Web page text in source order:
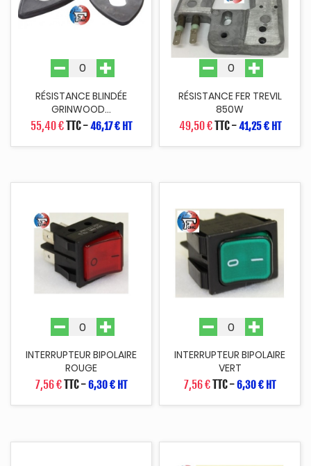
RÉSISTANCE BLINDÉE
GRINWOOD...
55,40 €TTC-46,17 € HT
RÉSISTANCE FER TREVIL
850W
49,50 €TTC-41,25 € HT
INTERRUPTEUR BIPOLAIRE
ROUGE
7,56 €TTC-6,30 € HT
INTERRUPTEUR BIPOLAIRE
VERT
7,56 €TTC-6,30 € HT